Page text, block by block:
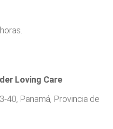
Loving Care
40, Panamá, Provincia de